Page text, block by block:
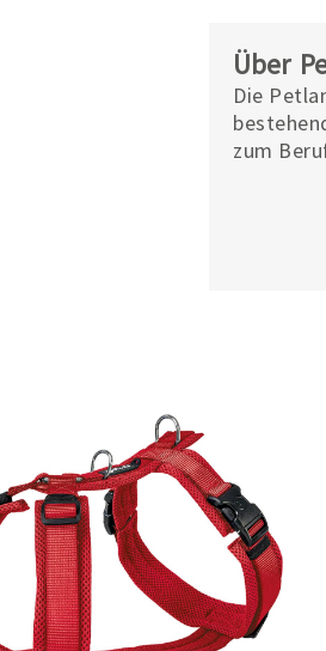
Über
Die
zum
von
Qualität